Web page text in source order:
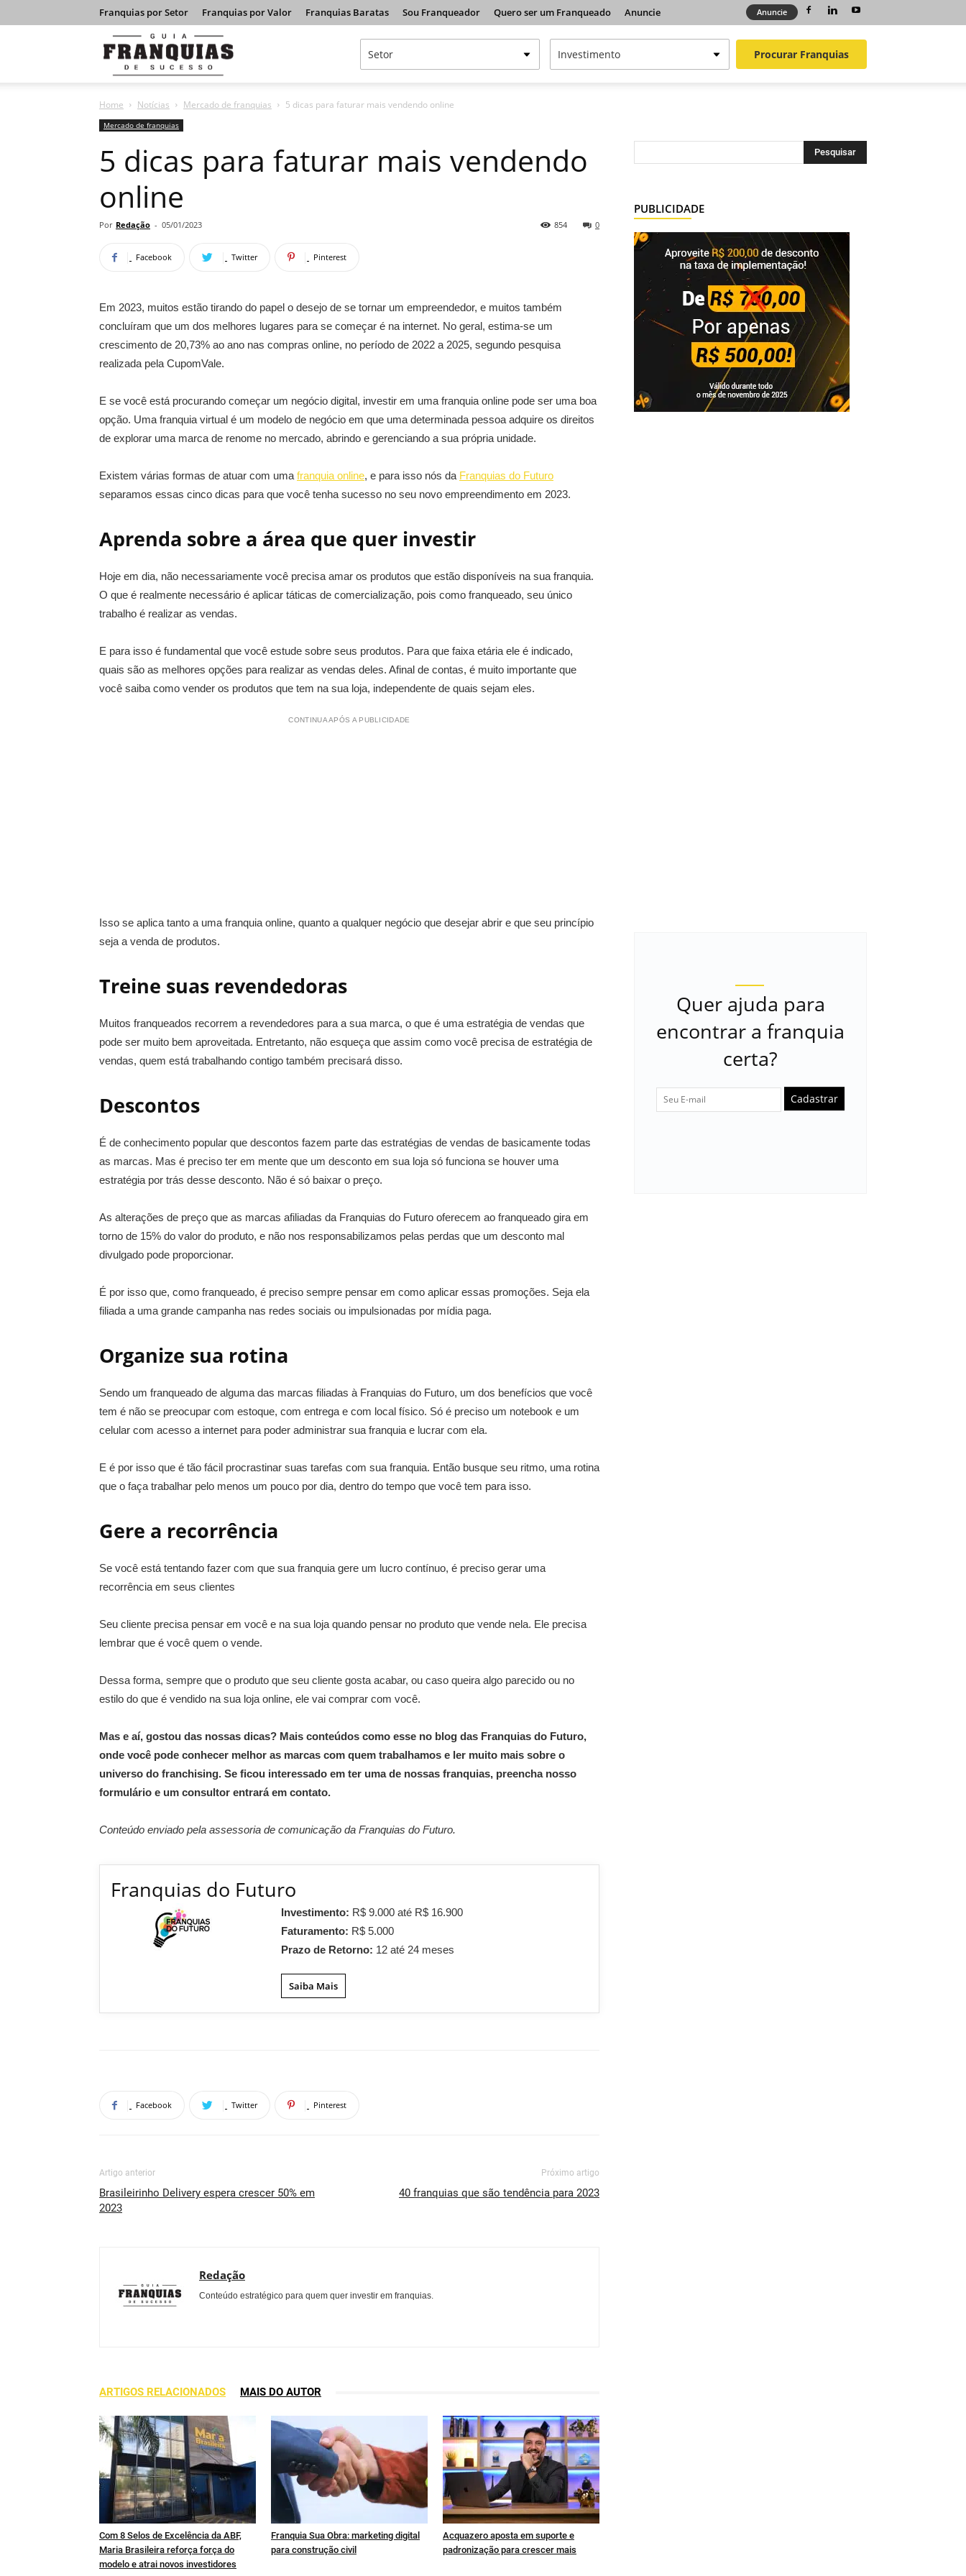
Franquias por Setor Franquias por Valor Franquias Baratas Sou Franqueador Quero ser um Franqueado Anuncie Anuncie
Franquias
Procurar Franquias
Home Notícias Mercado de franquias 5 dicas para faturar mais vendendo online
Mercado de franquias
5 dicas para faturar mais vendendo
online
Por Redação - 05/01/2023 0
854
Facebook Twitter Pinterest
Em 2023, muitos estão tirando do papel o desejo de se tornar um empreendedor, e muitos também
concluíram que um dos melhores lugares para se começar é na internet. No geral, estima-se um
crescimento de 20,73% ao ano nas compras online, no período de 2022 a 2025, segundo pesquisa
realizada pela CupomVale.
E se você está procurando começar um negócio digital, investir em uma franquia online pode ser uma boa
opção. Uma franquia virtual é um modelo de negócio em que uma determinada pessoa adquire os direitos
de explorar uma marca de renome no mercado, abrindo e gerenciando a sua própria unidade.
Existem várias formas de atuar com uma franquia online, e para isso nós da Franquias do Futuro
separamos essas cinco dicas para que você tenha sucesso no seu novo empreendimento em 2023.
Aprenda sobre a área que quer investir
Hoje em dia, não necessariamente você precisa amar os produtos que estão disponíveis na sua franquia.
O que é realmente necessário é aplicar táticas de comercialização, pois como franqueado, seu único
trabalho é realizar as vendas.
E para isso é fundamental que você estude sobre seus produtos. Para que faixa etária ele é indicado,
quais são as melhores opções para realizar as vendas deles. Afinal de contas, é muito importante que
você saiba como vender os produtos que tem na sua loja, independente de quais sejam eles.
CONTINUA APÓS A PUBLICIDADE
Isso se aplica tanto a uma franquia online, quanto a qualquer negócio que desejar abrir e que seu princípio
seja a venda de produtos.
Treine suas revendedoras
Muitos franqueados recorrem a revendedores para a sua marca, o que é uma estratégia de vendas que
pode ser muito bem aproveitada. Entretanto, não esqueça que assim como você precisa de estratégia de
vendas, quem está trabalhando contigo também precisará disso.
Descontos
É de conhecimento popular que descontos fazem parte das estratégias de vendas de basicamente todas
as marcas. Mas é preciso ter em mente que um desconto em sua loja só funciona se houver uma
estratégia por trás desse desconto. Não é só baixar o preço.
As alterações de preço que as marcas afiliadas da Franquias do Futuro oferecem ao franqueado gira em
torno de 15% do valor do produto, e não nos responsabilizamos pelas perdas que um desconto mal
divulgado pode proporcionar.
É por isso que, como franqueado, é preciso sempre pensar em como aplicar essas promoções. Seja ela
filiada a uma grande campanha nas redes sociais ou impulsionadas por mídia paga.
Organize sua rotina
Sendo um franqueado de alguma das marcas filiadas à Franquias do Futuro, um dos benefícios que você
tem é não se preocupar com estoque, com entrega e com local físico. Só é preciso um notebook e um
celular com acesso a internet para poder administrar sua franquia e lucrar com ela.
E é por isso que é tão fácil procrastinar suas tarefas com sua franquia. Então busque seu ritmo, uma rotina
que o faça trabalhar pelo menos um pouco por dia, dentro do tempo que você tem para isso.
Gere a recorrência
Se você está tentando fazer com que sua franquia gere um lucro contínuo, é preciso gerar uma
recorrência em seus clientes
Seu cliente precisa pensar em você e na sua loja quando pensar no produto que vende nela. Ele precisa
lembrar que é você quem o vende.
Dessa forma, sempre que o produto que seu cliente gosta acabar, ou caso queira algo parecido ou no
estilo do que é vendido na sua loja online, ele vai comprar com você.
Mas e aí, gostou das nossas dicas? Mais conteúdos como esse no blog das Franquias do Futuro,
onde você pode conhecer melhor as marcas com quem trabalhamos e ler muito mais sobre o
universo do franchising. Se ficou interessado em ter uma de nossas franquias, preencha nosso
formulário e um consultor entrará em contato.
Conteúdo enviado pela assessoria de comunicação da Franquias do Futuro.
Franquias do Futuro
Investimento: R$ 9.000 até R$ 16.900
Faturamento: R$ 5.000
Prazo de Retorno: 12 até 24 meses
Saiba Mais
Facebook Twitter Pinterest
Artigo anterior
Brasileirinho Delivery espera crescer 50% em
2023
Próximo artigo
40 franquias que são tendência para 2023
Redação
Conteúdo estratégico para quem quer investir em franquias.
ARTIGOS RELACIONADOS MAIS DO AUTOR
Com 8 Selos de Excelência da ABF,
Maria Brasileira reforça força do
modelo e atrai novos investidores
Franquia Sua Obra: marketing digital
para construção civil
Acquazero aposta em suporte e
padronização para crescer mais
PUBLICIDADE
Quer ajuda para
encontrar a franquia
certa?
Cadastrar